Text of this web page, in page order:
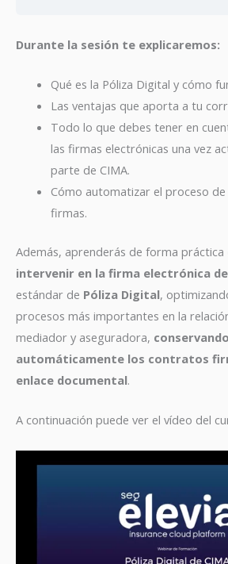
Durante la sesión te explicaremos:
Qué es la Póliza Digital y cómo
Las ventajas que aporta a tu
Todo lo que debes tener en
las firmas electrónicas una vez
parte de CIMA.
Cómo automatizar el proceso
firmas.
Además, aprenderás de forma práctica
intervenir en la firma electrónica
estándar de Póliza Digital,
procesos más importantes en la
mediador y aseguradora, conservando
automáticamente los contratos
enlace documental.
A continuación puede ver el vídeo del